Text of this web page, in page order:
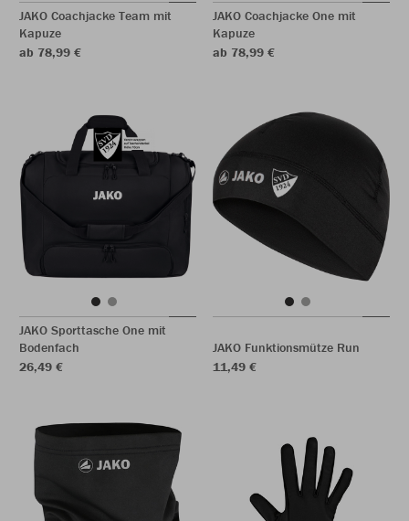
JAKO Coachjacke Team mit
Kapuze
ab 78,99 €
JAKO Coachjacke One mit
Kapuze
ab 78,99 €
JAKO Sporttasche One mit
Bodenfach
26,49 €
JAKO Funktionsmütze Run
11,49 €